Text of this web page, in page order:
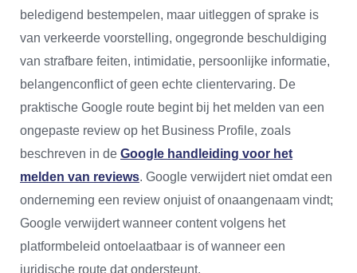
beledigend bestempelen, maar uitleggen of sprake is
van verkeerde voorstelling, ongegronde beschuldiging
van strafbare feiten, intimidatie, persoonlijke informatie,
belangenconflict of geen echte clientervaring. De
praktische Google route begint bij het melden van een
ongepaste review op het Business Profile, zoals
beschreven in de Google handleiding voor het
melden van reviews. Google verwijdert niet omdat een
onderneming een review onjuist of onaangenaam vindt;
Google verwijdert wanneer content volgens het
platformbeleid ontoelaatbaar is of wanneer een
juridische route dat ondersteunt.